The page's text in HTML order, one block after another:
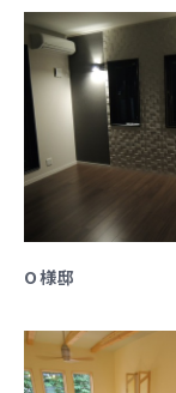
O様邸